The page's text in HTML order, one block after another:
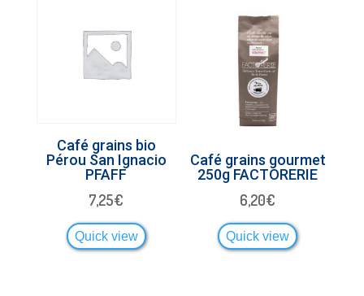
Café grains bio
Pérou San Ignacio
PFAFF
7,25€
Quick view
Café grains gourmet
250g FACTORERIE
6,20€
Quick view